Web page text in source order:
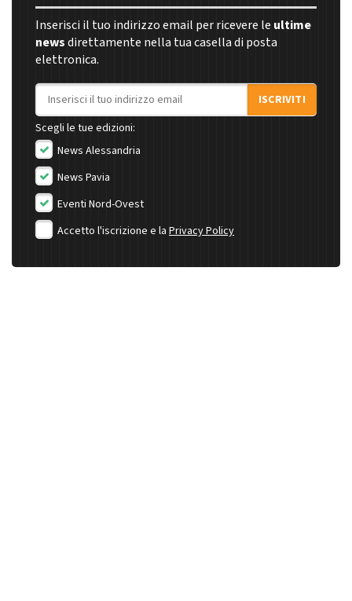
Inserisci il tuo indirizzo email per ricevere le ultime
newsdirettamente nella tua casella di posta
elettronica.
Indirizzo email
ISCRIVITI
Scegli le tue edizioni:
News Alessandria
News Pavia
Eventi Nord-Ovest
Accetto l'iscrizione e la Privacy Policy